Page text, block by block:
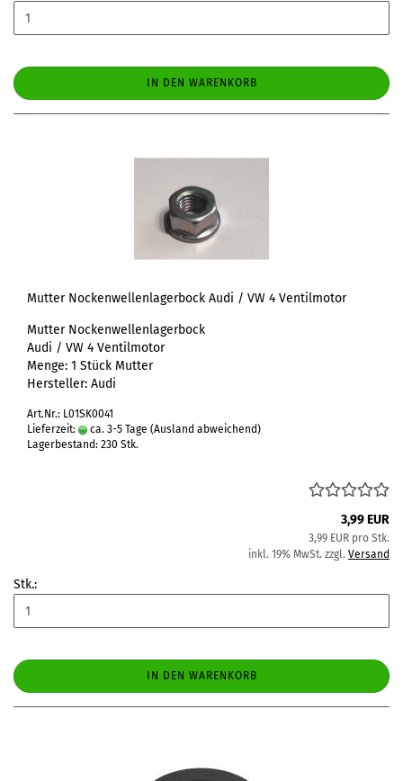
IN DEN WARENKORB
Mutter Nockenwellenlagerbock Audi / VW 4 Ventilmotor
Mutter Nockenwellenlagerbock
Audi / VW 4 Ventilmotor
Menge: 1 Stück Mutter
Hersteller: Audi
Art.Nr.: L01SK0041
Lieferzeit:
ca. 3-5 Tage (Ausland abweichend)
Lagerbestand: 230 Stk.
3,99 EUR
3,99 EUR pro Stk.
inkl. 19% MwSt. zzgl. Versand
Stk.:
IN DEN WARENKORB